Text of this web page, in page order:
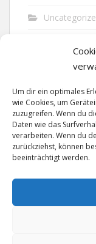
Um dir ein optimales
wie Cookies, um
zuzugreifen. Wenn du
Daten wie das
verarbeiten. Wenn du
zurückziehst, können
beeinträchtigt werden.
Vandalismus
Verkehr
Vermisst
Waffen